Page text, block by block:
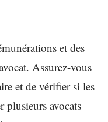
et des
Assurez-vous
et de vérifier si les
plusieurs avocats